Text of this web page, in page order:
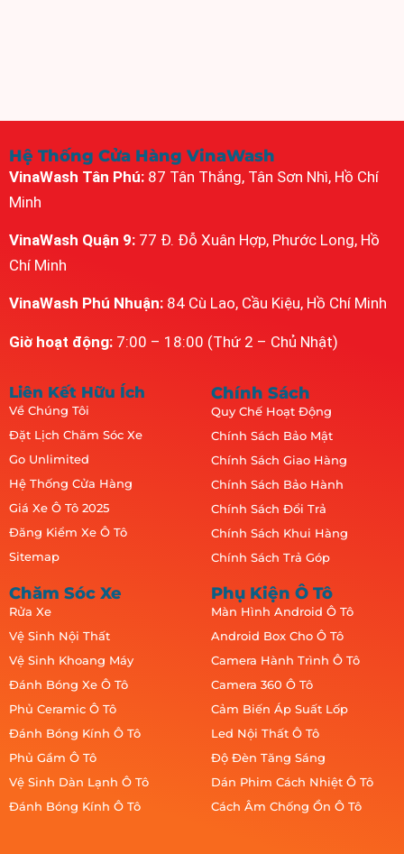
Hệ Thống Cửa Hàng VinaWash
VinaWash Tân Phú: 87 Tân Thắng, Tân Sơn Nhì, Hồ Chí
Minh
VinaWash Quận 9: 77 Đ. Đỗ Xuân Hợp, Phước Long, Hồ
Chí Minh
VinaWash Phú Nhuận: 84 Cù Lao, Cầu Kiệu, Hồ Chí Minh
Giờ hoạt động: 7:00 – 18:00 (Thứ 2 – Chủ Nhật)
Liên Kết Hữu Ích
Về Chúng Tôi
Đặt Lịch Chăm Sóc Xe
Go Unlimited
Hệ Thống Cửa Hàng
Giá Xe Ô Tô 2025
Đăng Kiểm Xe Ô Tô
Sitemap
Chính Sách
Quy Chế Hoạt Động
Chính Sách Bảo Mật
Chính Sách Giao Hàng
Chính Sách Bảo Hành
Chính Sách Đổi Trả
Chính Sách Khui Hàng
Chính Sách Trả Góp
Chăm Sóc Xe
Rửa Xe
Vệ Sinh Nội Thất
Vệ Sinh Khoang Máy
Đánh Bóng Xe Ô Tô
Phủ Ceramic Ô Tô
Đánh Bóng Kính Ô Tô
Phủ Gầm Ô Tô
Vệ Sinh Dàn Lạnh Ô Tô
Đánh Bóng Kính Ô Tô
Phụ Kiện Ô Tô
Màn Hình Android Ô Tô
Android Box Cho Ô Tô
Camera Hành Trình Ô Tô
Camera 360 Ô Tô
Cảm Biến Áp Suất Lốp
Led Nội Thất Ô Tô
Độ Đèn Tăng Sáng
Dán Phim Cách Nhiệt Ô Tô
Cách Âm Chống Ồn Ô Tô